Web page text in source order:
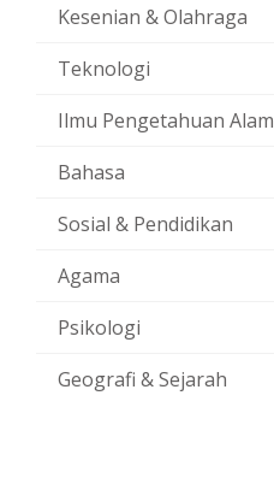
Kesenian & Olahraga
Teknologi
Ilmu Pengetahuan Alam
Bahasa
Sosial & Pendidikan
Agama
Psikologi
Geografi & Sejarah